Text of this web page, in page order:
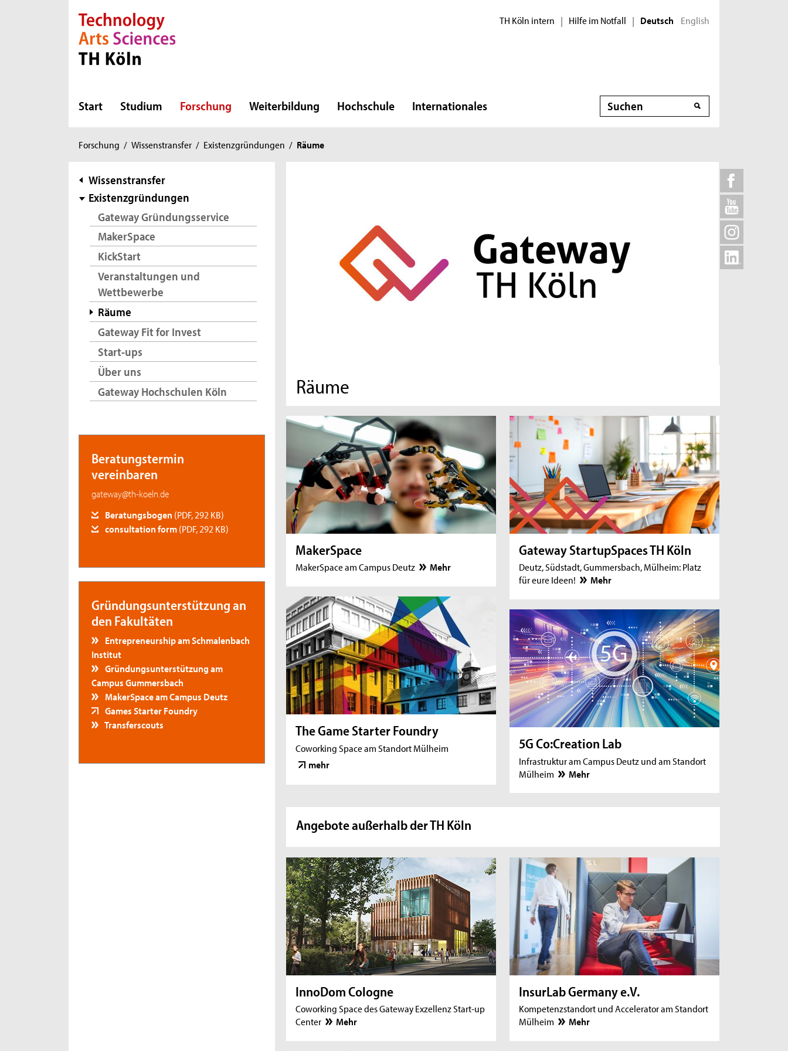
Direkt zur Hauptnavigation
Direkt zur Subnavigation
Direkt zum Inhalt
Direkt zum Fußbereich TH Köln intern | Hilfe im Notfall | Deutsch English
Start Studium Forschung Weiterbildung Hochschule Internationales Suche
Sie
hier:
Forschung / Wissenstransfer / Existenzgründungen / Räume
Subnavigation
Wissenstransfer
Existenzgründungen
Gateway Gründungsservice
MakerSpace
KickStart
Veranstaltungen und
Wettbewerbe
Räume
Gateway Fit for Invest
Start-ups
Über uns
Gateway Hochschulen Köln
Beratungstermin
vereinbaren
gateway@th-koeln.de
Beratungsbogen (PDF, 292 KB)
consultation form(PDF, 292 KB)
Gründungsunterstützung an
den Fakultäten
Entrepreneurship am Schmalenbach
Institut
Gründungsunterstützung am
Campus Gummersbach
MakerSpace am Campus Deutz
Games Starter Foundry
Transferscouts
Räume
MakerSpace
MakerSpace am Campus Deutz Mehr
Gateway StartupSpaces TH Köln
Deutz, Südstadt, Gummersbach, Mülheim: Platz
für eure Ideen!
Mehr
The Game Starter Foundry
Coworking Space am Standort Mülheim
mehr
5G Co:Creation Lab
Infrastruktur am Campus Deutz und am Standort
Mülheim
Mehr
Angebote außerhalb der TH Köln
InnoDom Cologne
Coworking Space des Gateway Exzellenz Start-up
Center
Mehr
InsurLab Germany e.V.
Kompetenzstandort und Accelerator am Standort
Mülheim
Mehr